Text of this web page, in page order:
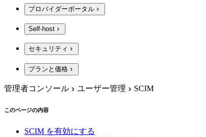
プロバイダーポータル
Self-host
セキュリティ
プランと価格
管理者コンソール ユーザー管理 SCIM
このページの内容
SCIM を有効にする